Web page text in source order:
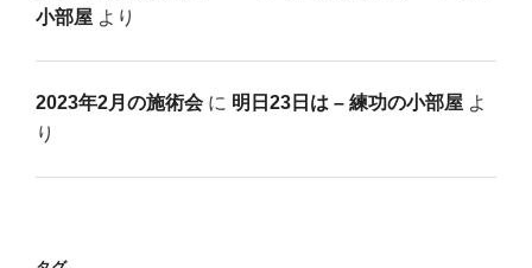
小部屋 より
2023年2月の施術会 に 明日23日は – 練功の小部屋 よ
り